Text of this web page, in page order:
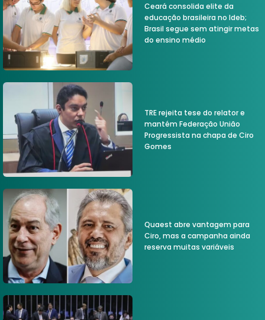
Ceará consolida elite da
educação brasileira no Ideb;
Brasil segue sem atingir metas
do ensino médio
TRE rejeita tese do relator e
mantém Federação União
Progressista na chapa de Ciro
Gomes
Quaest abre vantagem para
Ciro, mas a campanha ainda
reserva muitas variáveis